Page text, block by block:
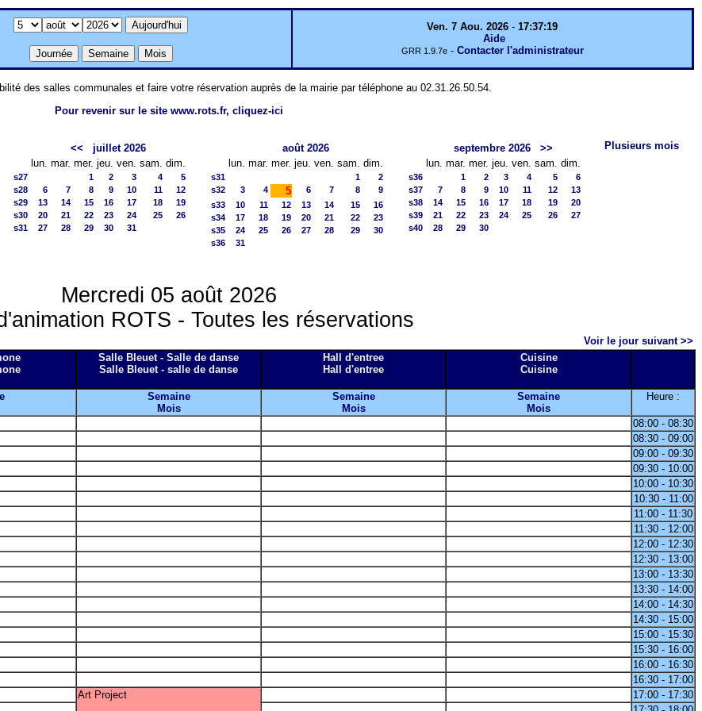
Ven. 7 Aou. 2026 - 17:37:19
Aide
GRR 1.9.7e- Contacter l'administrateur
des salles communales et faire votre réservation auprès de la mairie par téléphone au 02.31.26.50.54.
Pour revenir sur le site www.rots.fr, cliquez-ici
<<
juillet 2026
lun. mar. mer. jeu. ven. sam. dim.
s27 1 2 3 4
5
s28
6 7 8 9 10 11
12
s29
13 14 15 16 17 18
19
s30
20 21 22 23 24 25
26
s31
27 28 29 30 31
août 2026
lun. mar. mer. jeu. ven. sam. dim.
s31 1
2
s32
3 4 5 6 7 8
9
s33
10 11 12 13 14 15
16
s34
17 18 19 20 21 22
23
s35
24 25 26 27 28 29
30
s36
31
septembre 2026
>>
lun. mar. mer. jeu. ven. sam. dim.
s36 1 2 3 4 5
6
s37
7 8 9 10 11 12
13
s38
14 15 16 17 18 19
20
s39
21 22 23 24 25 26
27
s40
28 29 30
Plusieurs mois
Mercredi 05 août 2026
ROTS - Toutes les réservations
Voir le jour suivant >>
Salle Bleuet - Salle de danse
Salle Bleuet - salle de danse
Hall d'entree
Hall d'entree
Cuisine
Cuisine
Semaine
Mois
Semaine
Mois
Semaine
Mois
Heure :
08:00 - 08:30
08:30 - 09:00
09:00 - 09:30
09:30 - 10:00
10:00 - 10:30
10:30 - 11:00
11:00 - 11:30
11:30 - 12:00
12:00 - 12:30
12:30 - 13:00
13:00 - 13:30
13:30 - 14:00
14:00 - 14:30
14:30 - 15:00
15:00 - 15:30
15:30 - 16:00
16:00 - 16:30
16:30 - 17:00
Art Project
17:00 - 17:30